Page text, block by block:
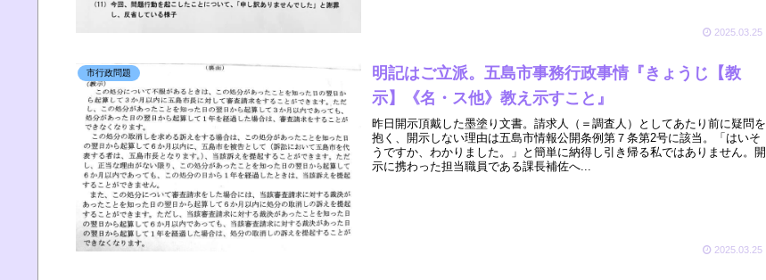
2025.03.25
市行政問題
明記はご立派。五島市事務行政事情『きょうじ【教
示】《名・ス他》教え示すこと』
昨日開示頂戴した墨塗り文書。請求人（＝調査人）としてあたり前に疑問を
抱く、開示しない理由は五島市情報公開条例第７条第2号に該当。「はいそ
うですか、わかりました。」と簡単に納得し引き帰る私ではありません。開
示に携わった担当職員である課長補佐へ...
2025.03.25